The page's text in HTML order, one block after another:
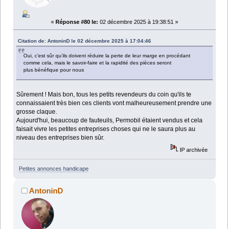
« Réponse #80 le: 02 décembre 2025 à 19:38:51 »
Citation de: AntoninD le 02 décembre 2025 à 17:04:46
Oui, c’est sûr qu’ils doivent réduire la perte de leur marge en procédant
comme cela, mais le savoir-faire et la rapidité des pièces seront
plus bénéfique pour nous
Sûrement ! Mais bon, tous les petits revendeurs du coin qu'ils te
connaissaient très bien ces clients vont malheureusement prendre une
grosse claque.
Aujourd'hui, beaucoup de fauteuils, Permobil étaient vendus et cela
faisait vivre les petites entreprises choses qui ne le saura plus au
niveau des entreprises bien sûr.
IP archivée
Petites annonces handicape
AntoninD